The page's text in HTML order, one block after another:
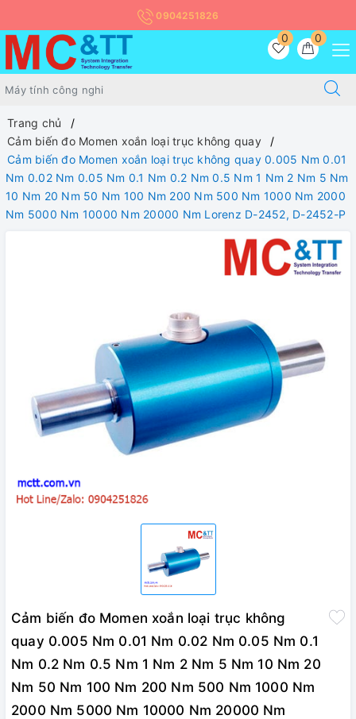
0904251826
0
0
Trang chủ
Cảm biến đo Momen xoắn loại trục không quay
Cảm biến đo Momen xoắn loại trục không quay 0.005 Nm 0.01
Nm 0.02 Nm 0.05 Nm 0.1 Nm 0.2 Nm 0.5 Nm 1 Nm 2 Nm 5 Nm
10 Nm 20 Nm 50 Nm 100 Nm 200 Nm 500 Nm 1000 Nm 2000
Nm 5000 Nm 10000 Nm 20000 Nm Lorenz D-2452, D-2452-P
Cảm biến đo Momen xoắn loại trục không
quay 0.005 Nm 0.01 Nm 0.02 Nm 0.05 Nm 0.1
Nm 0.2 Nm 0.5 Nm 1 Nm 2 Nm 5 Nm 10 Nm 20
Nm 50 Nm 100 Nm 200 Nm 500 Nm 1000 Nm
2000 Nm 5000 Nm 10000 Nm 20000 Nm